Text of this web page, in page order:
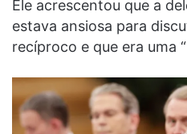
Ele acrescentou que a
estava ansiosa para
recíproco e que era uma